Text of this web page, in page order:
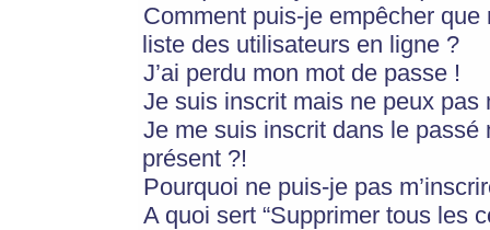
Comment puis-je empêcher
liste des utilisateurs en ligne ?
J’ai perdu mon mot de passe !
Je suis inscrit mais ne peux pas
Je me suis inscrit dans le
présent ?!
Pourquoi ne puis-je pas
A quoi sert “Supprimer tous les